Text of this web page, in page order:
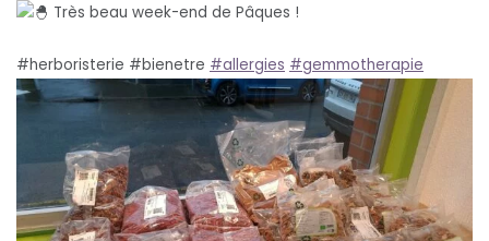
Très beau week-end de Pâques !
#herboristerie #bienetre #allergies #gemmotherapie